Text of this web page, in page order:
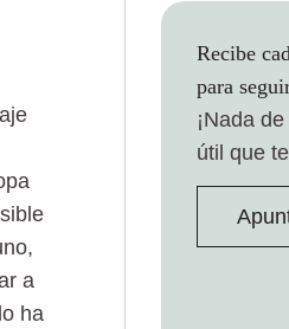
a
ha
Recibe
para
¡Nada
útil que